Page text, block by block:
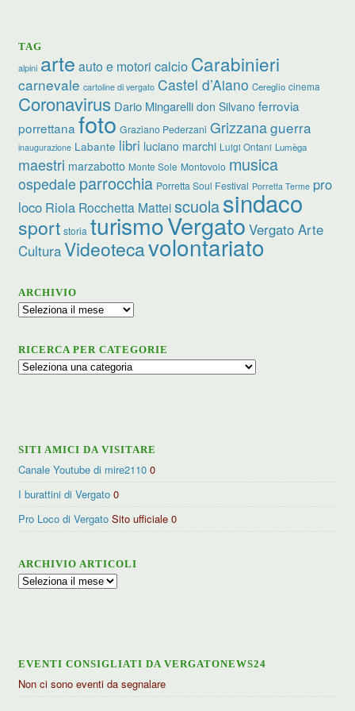
TAG
alpini arte auto e motori calcio Carabinieri
carnevale cartoline di vergato Castel d’Aiano Cereglio cinema
Coronavirus Dario Mingarelli don Silvano ferrovia
porrettana foto Graziano Pederzani Grizzanaguerra
inaugurazione Labante libri luciano marchi Luigi Ontani Lumèga
maestri marzabotto Monte Sole Montovolo musica
ospedale parrocchia Porretta Soul Festival Porretta Terme pro
loco Riola Rocchetta Matteiscuolasindaco
sport storia turismoVergato Vergato Arte
CulturaVideotecavolontariato
ARCHIVIO
Archivio
RICERCA PER CATEGORIE
Ricerca
SITI AMICI DA VISITARE
Canale Youtube di mire2110 0
I burattini di Vergato 0
Pro Loco di Vergato Sito ufficiale 0
ARCHIVIO ARTICOLI
Archivio
EVENTI CONSIGLIATI DA VERGATONEWS24
Non ci sono eventi da segnalare